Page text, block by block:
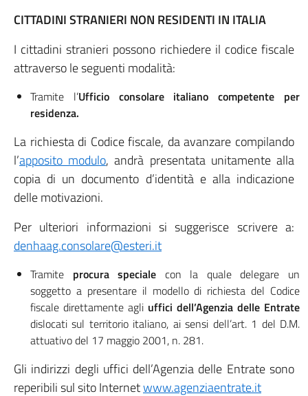
CITTADINI STRANIERI NON RESIDENTI IN ITALIA
I cittadini stranieri possono richiedere il codice fiscale
attraverso le seguenti modalità:
Tramite l’Ufficio consolare italiano competente per
residenza.
La richiesta di Codice fiscale, da avanzare compilando
l’apposito modulo, andrà presentata unitamente alla
copia di un documento d’identità e alla indicazione
delle motivazioni.
Per ulteriori informazioni si suggerisce scrivere a:
denhaag.consolare@esteri.it
Tramite procura speciale con la quale delegare un
soggetto a presentare il modello di richiesta del Codice
fiscale direttamente agli uffici dell’Agenzia delle Entrate
dislocati sul territorio italiano, ai sensi dell’art. 1 del D.M.
attuativo del 17 maggio 2001, n. 281.
Gli indirizzi degli uffici dell’Agenzia delle Entrate sono
reperibili sul sito Internetwww.agenziaentrate.it